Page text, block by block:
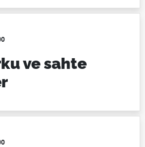
ve sahte